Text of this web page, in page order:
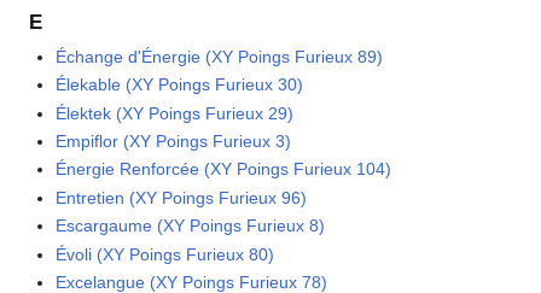
E
Échange d'Énergie (XY Poings Furieux 89)
Élekable (XY Poings Furieux 30)
Élektek (XY Poings Furieux 29)
Empiflor (XY Poings Furieux 3)
Énergie Renforcée (XY Poings Furieux 104)
Entretien (XY Poings Furieux 96)
Escargaume (XY Poings Furieux 8)
Évoli (XY Poings Furieux 80)
Excelangue (XY Poings Furieux 78)